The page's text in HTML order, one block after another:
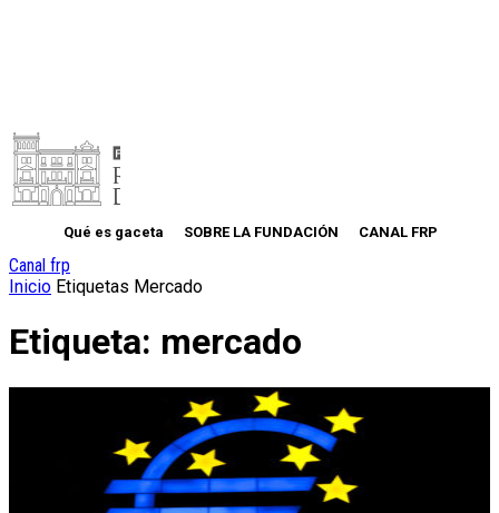
Qué es gaceta SOBRE LA FUNDACIÓN CANAL FRP
Canal frp
Inicio Etiquetas Mercado
Etiqueta: mercado